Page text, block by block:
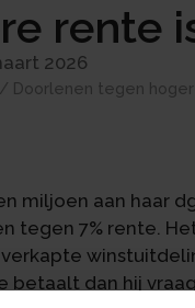
rente
2026
/ Doorlenen tegen
miljoen aan haar
tegen 7% rente.
betaalt dan hij